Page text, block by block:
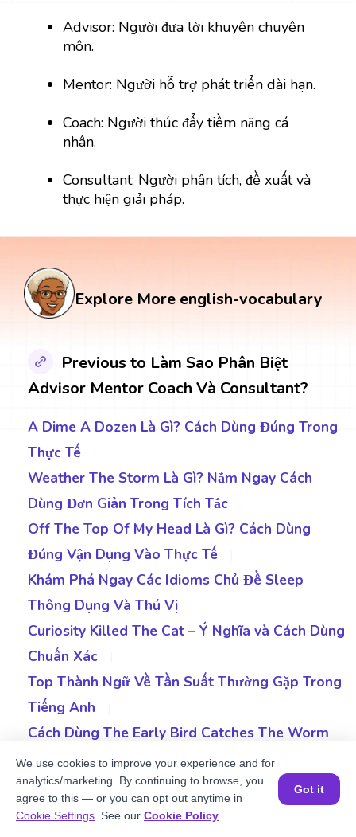
Advisor: Người đưa lời khuyên chuyên
môn.
Mentor: Người hỗ trợ phát triển dài hạn.
Coach: Người thúc đẩy tiềm năng cá
nhân.
Consultant: Người phân tích, đề xuất và
thực hiện giải pháp.
Explore More english-vocabulary
Previous to Làm Sao Phân Biệt
Advisor Mentor Coach Và Consultant?
A Dime A Dozen Là Gì? Cách Dùng Đúng Trong
Thực Tế
Weather The Storm Là Gì? Nắm Ngay Cách
Dùng Đơn Giản Trong Tích Tắc
Off The Top Of My Head Là Gì? Cách Dùng
Đúng Vận Dụng Vào Thực Tế
Khám Phá Ngay Các Idioms Chủ Đề Sleep
Thông Dụng Và Thú Vị
Curiosity Killed The Cat – Ý Nghĩa và Cách Dùng
Chuẩn Xác
Top Thành Ngữ Về Tần Suất Thường Gặp Trong
Tiếng Anh
Cách Dùng The Early Bird Catches The Worm
Chi Tiết Và Ví Dụ
|
Bite The Bullet Là Gì? Giải Mã Thành Ngữ Không
Phải Ai Cũng Biết
|
Đặt một buổi học MIỄN PHÍ
We use cookies to improve your experience and for
analytics/marketing. By continuing to browse, you
agree to this — or you can opt out anytime in
Cookie Settings . See our Cookie Policy
Got it